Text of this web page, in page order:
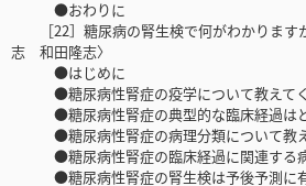
●おわりに
［22］糖尿病の腎生検で何がわかります
志 和田隆志〉
●はじめに
●糖尿病性腎症の疫学について教えて
●糖尿病性腎症の典型的な臨床経過はど
●糖尿病性腎症の病理分類について教
●糖尿病性腎症の臨床経過に関連する病
●糖尿病性腎症の腎生検は予後予測に有